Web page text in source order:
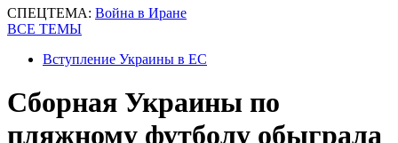
СПЕЦТЕМА: Война в Иране
ВСЕ ТЕМЫ
Вступление Украины в ЕС
Сборная Украины по
пляжному футболу обыграла